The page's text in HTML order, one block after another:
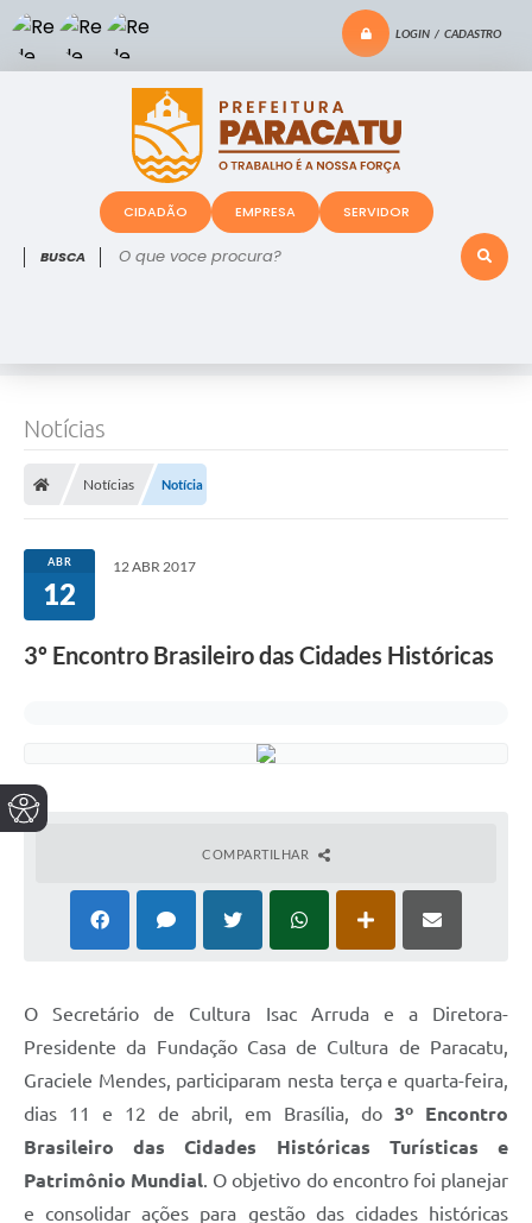
LOGIN / CADASTRO
O que voce procura?
CIDADÃO EMPRESA SERVIDOR
Notícias
Notícias Notícia
ABR
12
12 ABR 2017
3º Encontro Brasileiro das Cidades Históricas
COMPARTILHAR
O Secretário de Cultura Isac Arruda e a Diretora-
Presidente da Fundação Casa de Cultura de Paracatu,
Graciele Mendes, participaram nesta terça e quarta-feira,
dias 11 e 12 de abril, em Brasília, do 3º Encontro
Brasileiro das Cidades Históricas Turísticas e
Patrimônio Mundial. O objetivo do encontro foi planejar
e consolidar ações para gestão das cidades históricas